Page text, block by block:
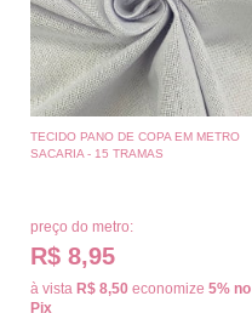
TECIDO PANO DE COPA EM METRO
SACARIA - 15 TRAMAS
preço do metro:
R$ 8,95
à vista R$ 8,50 economize 5% no
Pix